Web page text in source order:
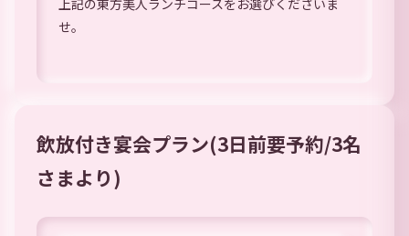
せ。
飲放付き宴会プラン(3日前要予約/3名
さまより)